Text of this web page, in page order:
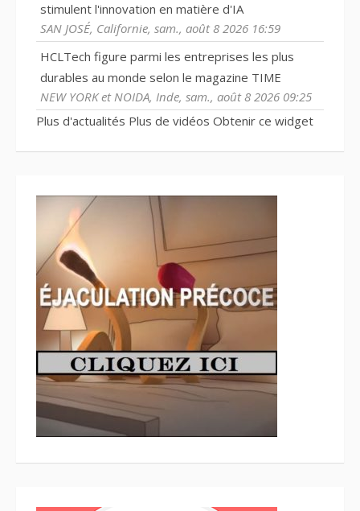
stimulent l'innovation en matière d'IA
SAN JOSÉ, Californie, sam., août 8 2026 16:59
HCLTech figure parmi les entreprises les plus
durables au monde selon le magazine TIME
NEW YORK et NOIDA, Inde, sam., août 8 2026 09:25
Plus d'actualités Plus de vidéos Obtenir ce widget